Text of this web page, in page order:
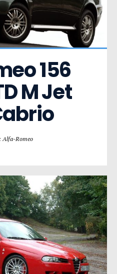
156
M Jet
Alfa-Romeo